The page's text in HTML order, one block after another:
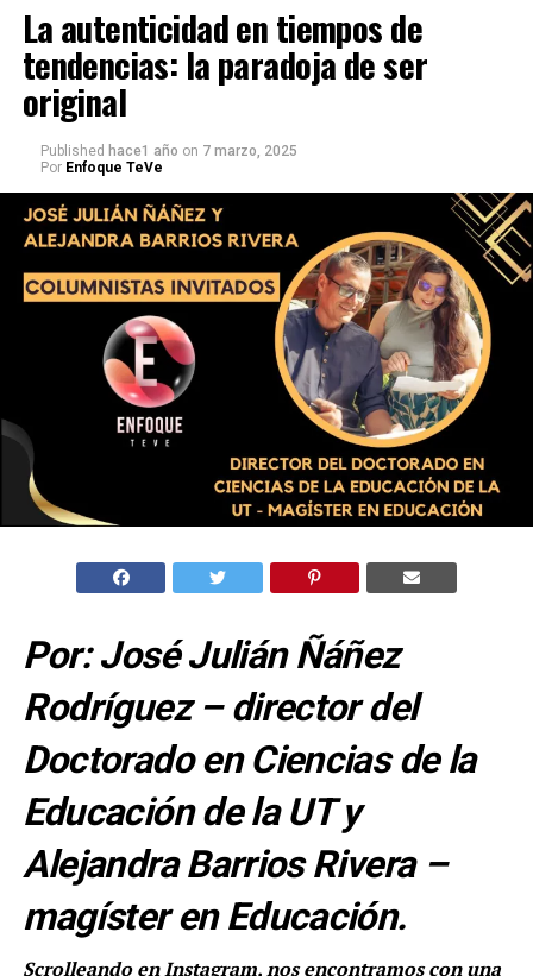
La autenticidad en tiempos de
tendencias: la paradoja de ser
original
Published hace1 año on 7 marzo, 2025
Por Enfoque TeVe
Por: José Julián Ñáñez
Rodríguez – director del
Doctorado en Ciencias de la
Educación de la UT y
Alejandra Barrios Rivera –
magíster en Educación.
Scrolleando en Instagram, nos encontramos con una